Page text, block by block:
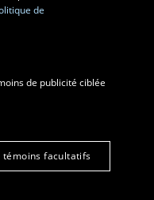
droits réservés
de
de publicité ciblée
témoins facultatifs